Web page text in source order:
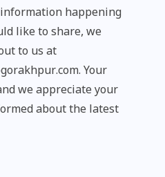
happening
like to share, we
to us at
Your
we appreciate your
about the latest